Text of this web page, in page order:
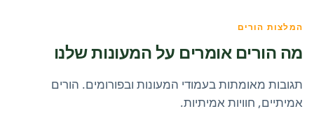
המלצות הורים
מה הורים אומרים על המעונות שלנו
תגובות מאומתות בעמודי המעונות ובפורומים. הורים
אמיתיים, חוויות אמיתיות.